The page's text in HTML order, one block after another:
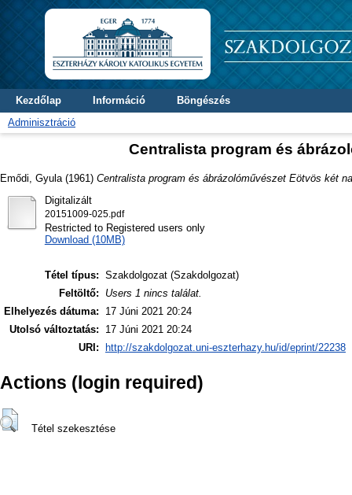
Kezdőlap Információ
Böngészés
Adminisztráció
Centralista program és
Emődi, Gyula (1961) Centralista program és ábrázolóművészet Eötvös két
Digitalizált
20151009-025.pdf
Restricted to Registered users only
Download (10MB)
Tétel típus: Szakdolgozat (Szakdolgozat)
Feltöltő:
Users 1 nincs találat.
Elhelyezés dátuma:
17 Júni 2021 20:24
Utolsó változtatás:
17 Júni 2021 20:24
URI:
http://szakdolgozat.uni-eszterhazy.hu/id/eprint/22238
Actions (login required)
Tétel szekesztése